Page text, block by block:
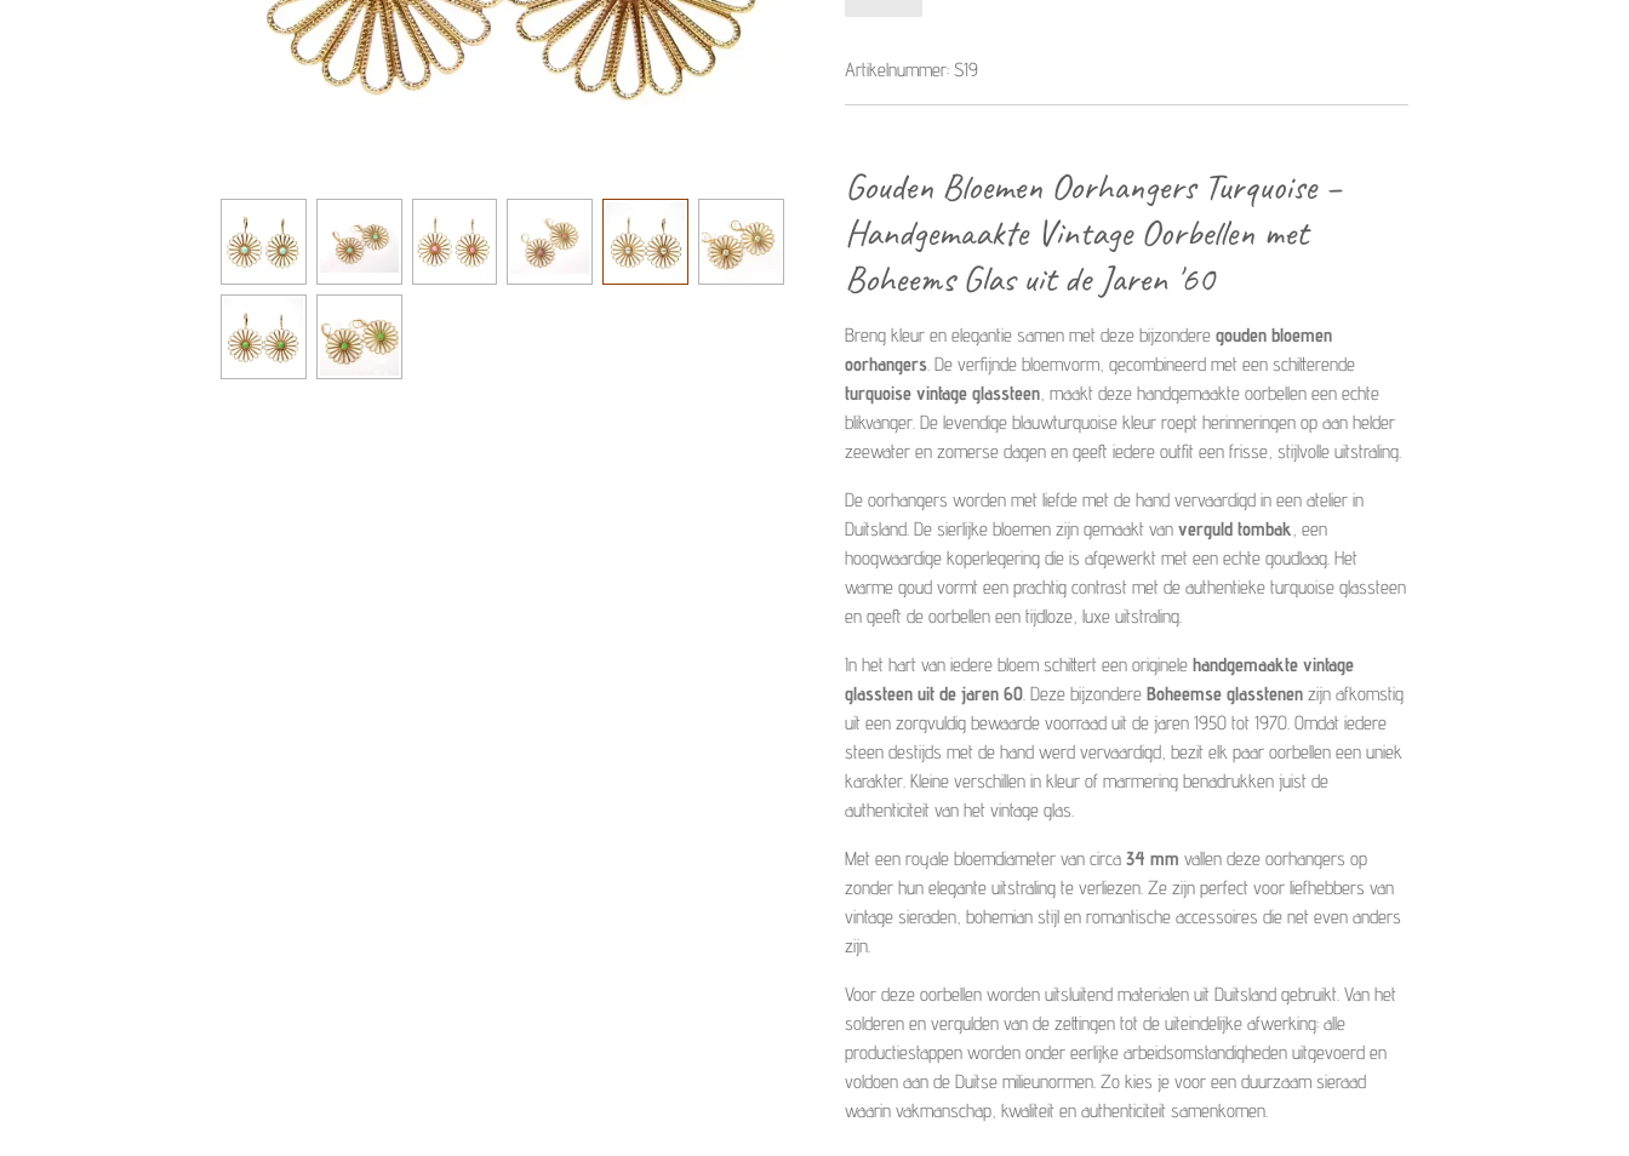
Artikelnummer: S19
Gouden Bloemen Oorhangers Turquoise –
Handgemaakte Vintage Oorbellen met
Boheems Glas uit de Jaren '60
Breng kleur en elegantie samen met deze bijzondere gouden bloemen
oorhangers . De verfijnde bloemvorm, gecombineerd met een schitterende
turquoise vintage glassteen , maakt deze handgemaakte oorbellen een echte
blikvanger. De levendige blauwturquoise kleur roept herinneringen op aan helder
zeewater en zomerse dagen en geeft iedere outfit een frisse, stijlvolle uitstraling.
De oorhangers worden met liefde met de hand vervaardigd in een atelier in
Duitsland. De sierlijke bloemen zijn gemaakt van verguld tombak , een
hoogwaardige koperlegering die is afgewerkt met een echte goudlaag. Het
warme goud vormt een prachtig contrast met de authentieke turquoise glassteen
en geeft de oorbellen een tijdloze, luxe uitstraling.
In het hart van iedere bloem schittert een originele handgemaakte vintage
glassteen uit de jaren 60 . Deze bijzondere Boheemse glasstenen zijn afkomstig
uit een zorgvuldig bewaarde voorraad uit de jaren 1950 tot 1970. Omdat iedere
steen destijds met de hand werd vervaardigd, bezit elk paar oorbellen een uniek
karakter. Kleine verschillen in kleur of marmering benadrukken juist de
authenticiteit van het vintage glas.
Met een royale bloemdiameter van circa 34 mm vallen deze oorhangers op
zonder hun elegante uitstraling te verliezen. Ze zijn perfect voor liefhebbers van
vintage sieraden, bohemian stijl en romantische accessoires die net even anders
zijn.
Voor deze oorbellen worden uitsluitend materialen uit Duitsland gebruikt. Van het
solderen en vergulden van de zettingen tot de uiteindelijke afwerking: alle
productiestappen worden onder eerlijke arbeidsomstandigheden uitgevoerd en
voldoen aan de Duitse milieunormen. Zo kies je voor een duurzaam sieraad
waarin vakmanschap, kwaliteit en authenticiteit samenkomen.